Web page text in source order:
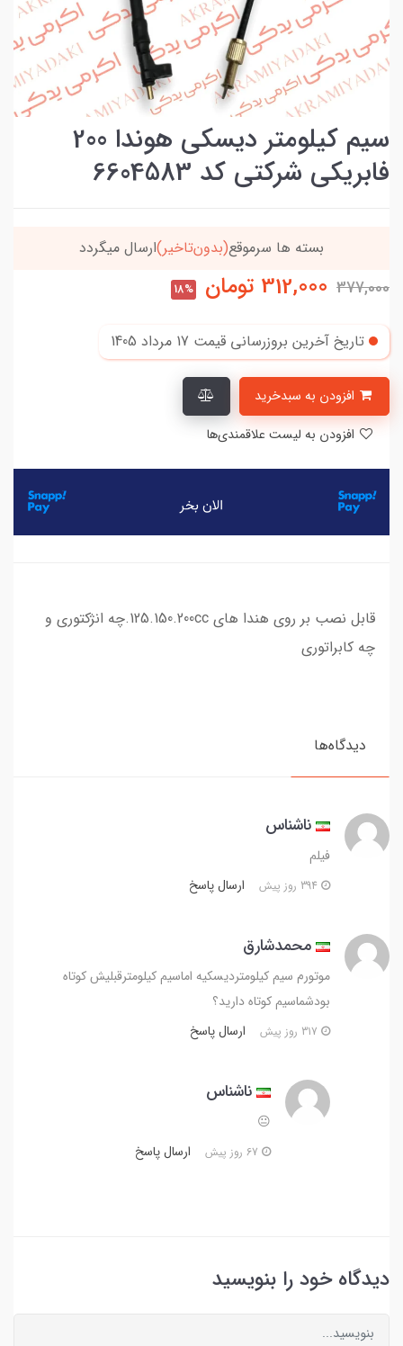
سیم کیلومتر دیسکی هوندا 200
فابریکی شرکتی کد 6604583
(بدون‌تاخیر)ارسال میگردد خریدتو به
377,000
312,000 تومان 18%
تاریخ آخرین بروزرسانی قیمت 17 مرداد 1405
قابل نصب بر روی هندا های 125.150.200cc.چه انژکتوری و
چه کابراتوری
دیدگاه‌ها
ناشناس
فیلم
ارسال پاسخ
محمدشارق
موتورم سیم کیلومتردیسکیه اماسیم کیلومترقبلیش کوتاه
بودشماسیم کوتاه دارید؟
ارسال پاسخ
ناشناس
😐
ارسال پاسخ
دیدگاه خود را بنویسید